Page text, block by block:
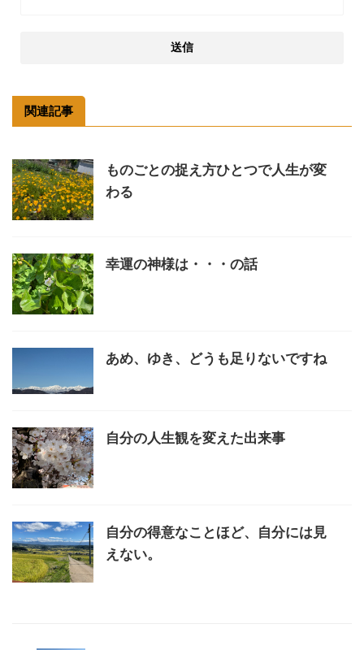
関連記事
ものごとの捉え方ひとつで人生が変
わる
幸運の神様は・・・の話
あめ、ゆき、どうも足りないですね
自分の人生観を変えた出来事
自分の得意なことほど、自分には見
えない。